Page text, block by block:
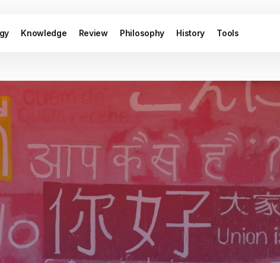
Knowledge Review Philosophy History Tools